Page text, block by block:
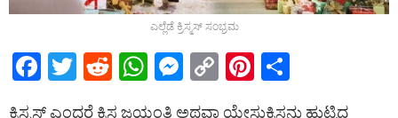
ಎಲ್ಲೆಡೆ ಕ್ರಿಸ್ಮಸ್ ಸಂಭ್ರಮ
F
T
R
W M C
Pi
ಕ್ರಿಸ್ಮಸ್ ಎಂದರೆ ಕ್ರಿಸ್ತ ಜಯಂತಿ ಅಥವಾ ಯೇಸುಕ್ರಿಸ್ತನು ಹುಟ್ಟಿದ